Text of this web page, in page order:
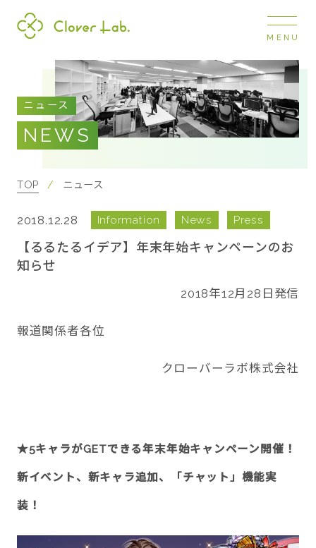
COMPANY
企業情報
ナビ
事業展開
RECRUIT
採用情報
twitter facebook instagram
MENU
ニュース
NEWS
TOP ニュース
【るるたるイデア】年末年始キャンペーンのお
知らせ
2018.12.28 Information News Press
2018年12月28日発信
報道関係者各位
クローバーラボ株式会社
★5キャラがGETできる年末年始キャンペーン開催！
新イベント、新キャラ追加、「チャット」機能実
装！